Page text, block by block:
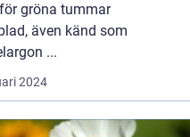
gröna tummar
även känd som
...
2024